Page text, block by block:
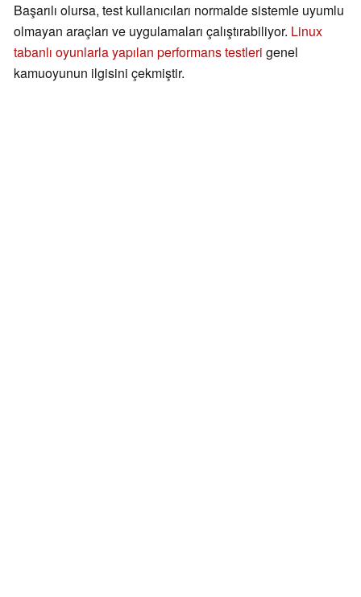
Başarılı olursa, test kullanıcıları normalde sistemle uyumlu
olmayan araçları ve uygulamaları çalıştırabiliyor. Linux
tabanlı oyunlarla yapılan performans testleri genel
kamuoyunun ilgisini çekmiştir.